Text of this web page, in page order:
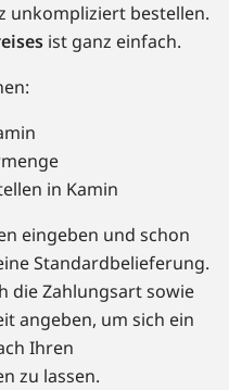
unkompliziert bestellen.
ist ganz einfach.
in Kamin
eingeben und schon
Standardbelieferung.
die Zahlungsart sowie
angeben, um sich ein
Ihren
zu lassen.